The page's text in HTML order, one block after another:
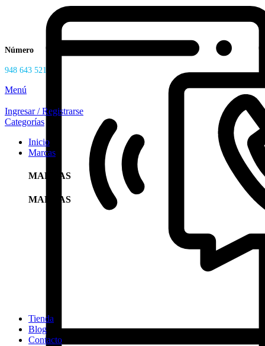
Número
948 643 521
Menú
Ingresar / Registrarse
Categorías
Inicio
Marcas
MARCAS
MARCAS
Tienda
Blog
Contacto